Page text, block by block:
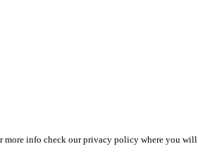
info check our privacy policy where you